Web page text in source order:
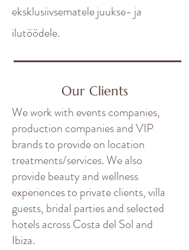
eksklusiivsematele juukse- ja
ilutöödele.
Our Clients
We work with events companies,
production companies and VIP
brands to provide on location
treatments/services. We also
provide beauty and wellness
experiences to private clients, villa
guests, bridal parties and selected
hotels across Costa del Sol and
Ibiza.